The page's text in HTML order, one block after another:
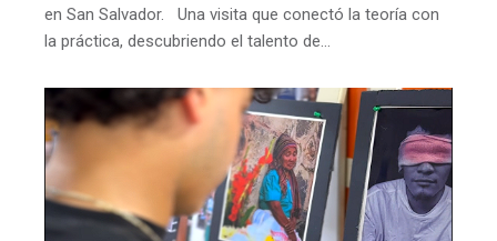
en San Salvador. Una visita que conectó la teoría con
la práctica, descubriendo el talento de…